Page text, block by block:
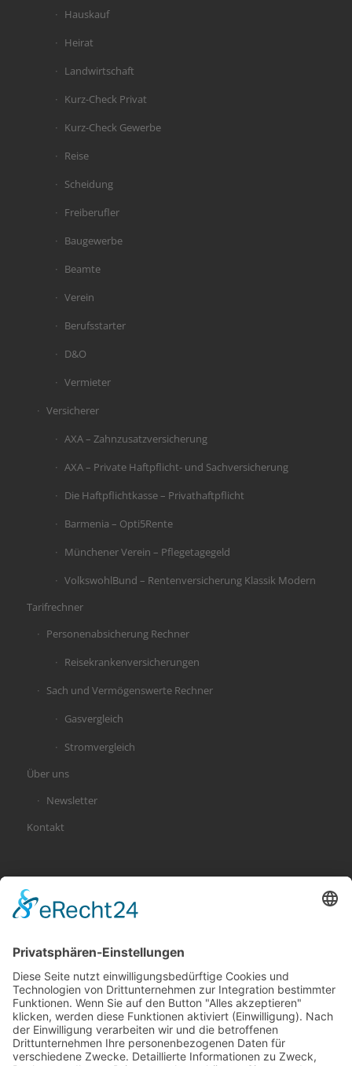
Hauskauf
Heirat
Landwirtschaft
Kurz-Check Privat
Kurz-Check Gewerbe
Reise
Scheidung
Freiberufler
Baugewerbe
Beamte
Verein
Berufsstarter
D&O
Vermieter
Versicherer
AXA – Zahnzusatzversicherung
AXA – Private Haftpflicht- und Sachversicherung
Die Haftpflichtkasse – Privathaftpflicht
Barmenia – Opti5Rente
Münchener Verein – Pflegetagegeld
VolkswohlBund – Rentenversicherung Klassik Modern
Tarifrechner
Personenabsicherung Rechner
Reisekrankenversicherungen
Sach und Vermögenswerte Rechner
Gasvergleich
Stromvergleich
Über uns
Newsletter
Kontakt
KATEGORIEN
Altersvorsorge
Gerichtsurteile
Gesundheit und Beruf
Haus
KFZ